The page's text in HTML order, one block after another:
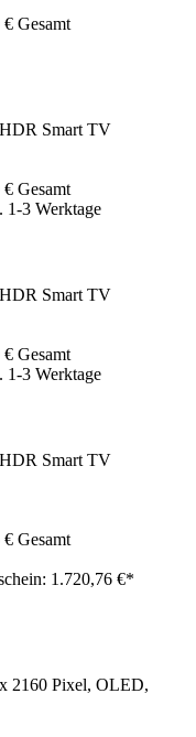
Gesamt
Smart TV
Gesamt
1-3 Werktage
Smart TV
Gesamt
1-3 Werktage
Smart TV
Gesamt
1.720,76 €*
2160 Pixel, OLED,